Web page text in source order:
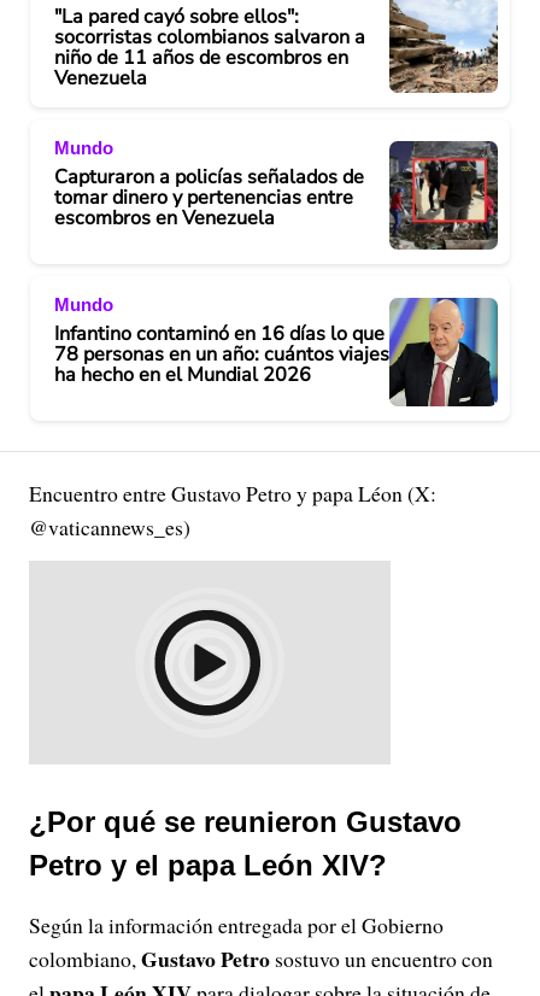
"La pared cayó sobre ellos":
socorristas colombianos salvaron a
niño de 11 años de escombros en
Venezuela
Mundo
Capturaron a policías señalados de
tomar dinero y pertenencias entre
escombros en Venezuela
Mundo
Infantino contaminó en 16 días lo que
78 personas en un año: cuántos viajes
ha hecho en el Mundial 2026
Encuentro entre Gustavo Petro y papa Léon (X:
@vaticannews_es)
¿Por qué se reunieron Gustavo
Petro y el papa León XIV?
Según la información entregada por el Gobierno
colombiano, Gustavo Petro sostuvo un encuentro con